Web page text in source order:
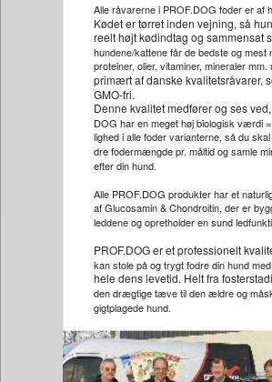
Alle råvarerne i PROF.DOG foder er af
Kødet er tørret inden vejning, så
reelt højt kødindtag og sammensat
hundene/kattene får de bedste og mest
proteiner, olier, vitaminer, mineraler mm.
primært af danske kvalitetsråvarer,
GMO-fri.
Denne kvalitet medfører og ses
DOG har en meget høj biologisk værdi
lighed i alle foder varianterne, så du
dre fodermængde pr. måltid og samle
efter din hund.
Alle PROF.DOG produkter har et
af Glucosamin & Chondroitin, der er
leddene og opretholder en sund
PROF.DOG er et professionelt
kan stole på og trygt fodre din hund
hele dens levetid. Helt fra
den drægtige tæve til den ældre og
gigtplagede hund.